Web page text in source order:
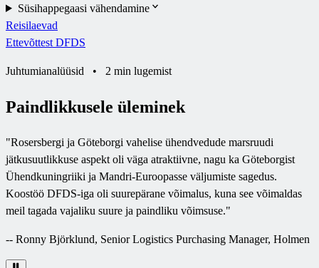
Süsihappegaasi vähendamine
Reisilaevad
Ettevõttest DFDS
Juhtumianalüüsid • 2 min lugemist
Paindlikkusele üleminek
"Rosersbergi ja Göteborgi vahelise ühendvedude marsruudi
jätkusuutlikkuse aspekt oli väga atraktiivne, nagu ka Göteborgist
Ühendkuningriiki ja Mandri-Euroopasse väljumiste sagedus.
Koostöö DFDS-iga oli suurepärane võimalus, kuna see võimaldas
meil tagada vajaliku suure ja paindliku võimsuse."
-- Ronny Björklund, Senior Logistics Purchasing Manager, Holmen